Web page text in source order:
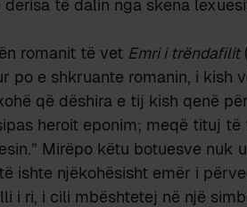
të dalin nga skena
romanit të vet Emri i trëndafilit
po e shkruante romanin, i kish
që dëshira e tij kish qenë
heroit eponim; meqë tituj
Mirëpo këtu botuesve nuk
ishte njëkohësisht emër i
i ri, i cili mbështetej në një